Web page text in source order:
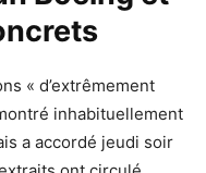
« d’extrêmement
inhabituellement
a accordé jeudi soir